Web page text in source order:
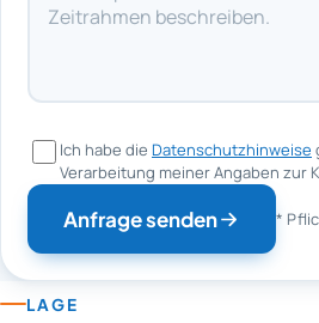
Ich habe die Datenschutzhinweise
Verarbeitung meiner Angaben zur
Anfrage senden *
LAGE